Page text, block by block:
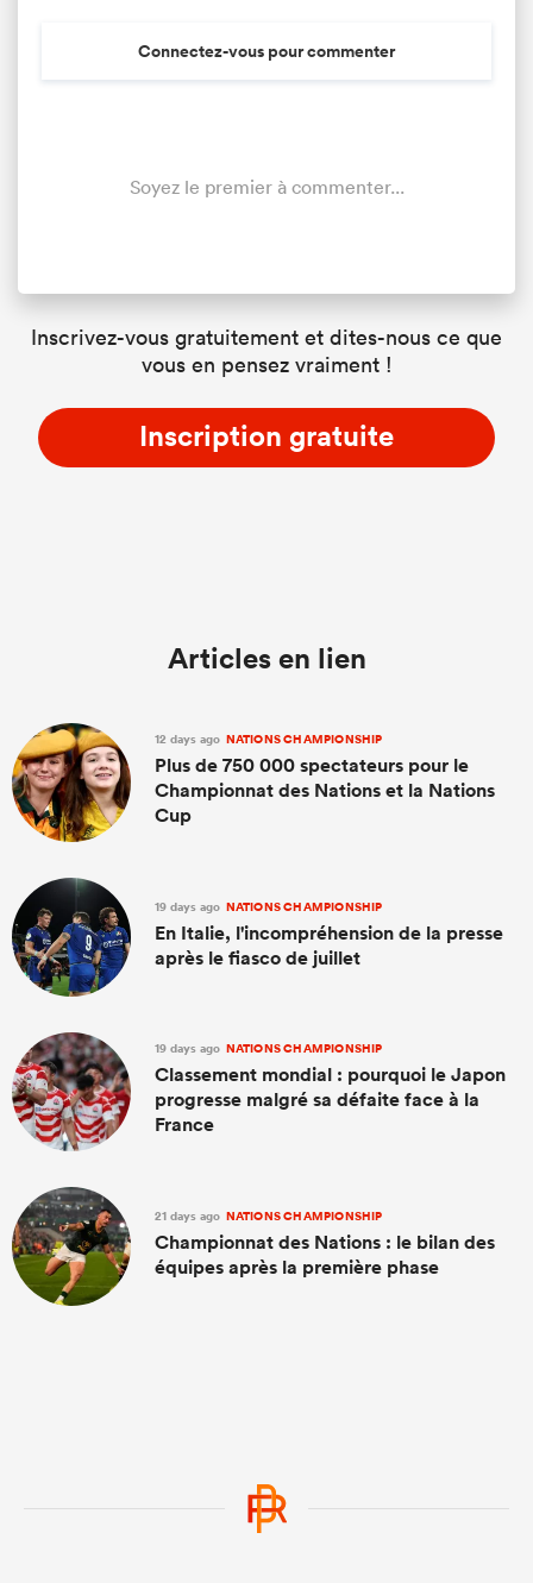
Connectez-vous pour commenter
Soyez le premier à commenter...
Inscrivez-vous gratuitement et dites-nous ce que
vous en pensez vraiment !
Inscription gratuite
Articles en lien
12 days ago NATIONS CHAMPIONSHIP
Plus de 750 000 spectateurs pour le
Championnat des Nations et la Nations
Cup
19 days ago NATIONS CHAMPIONSHIP
En Italie, l'incompréhension de la presse
après le fiasco de juillet
19 days ago NATIONS CHAMPIONSHIP
Classement mondial : pourquoi le Japon
progresse malgré sa défaite face à la
France
21 days ago NATIONS CHAMPIONSHIP
Championnat des Nations : le bilan des
équipes après la première phase